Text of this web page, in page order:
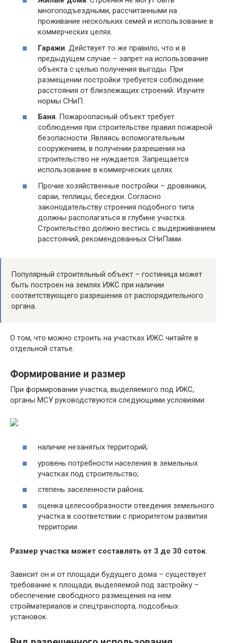
многоподъездными, рассчитанными на
проживание нескольких семей и использование в
коммерческих целях.
Гаражи . Действует то же правило, что и в
предыдущем случае – запрет на использование
объекта с целью получения выгоды. При
размещении постройки требуется соблюдение
расстояния от близлежащих строений. Изучите
нормы СНиП.
Баня. Пожароопасный объект требует
соблюдения при строительстве правил пожарной
безопасности. Являясь вспомогательным
сооружением, в получении разрешения на
строительство не нуждается. Запрещается
использование в коммерческих целях.
Прочие хозяйственные постройки – дровяники,
сараи, теплицы, беседки. Согласно
законодательству строения подобного типа
должны располагаться в глубине участка.
Строительство должно вестись с выдерживанием
расстояний, рекомендованных СНиПами.
Популярный строительный объект – гостиница может
быть построен на землях ИЖС при наличии
соответствующего разрешения от распорядительного
органа.
О том, что можно строить на участках ИЖС читайте в
отдельной статье.
Формирование и размер
При формировании участка, выделяемого под ИЖС,
органы МСУ руководствуются следующими условиями:
наличие незанятых территорий;
уровень потребности населения в земельных
участках под строительство;
степень заселенности района;
оценка целесообразности отведения земельного
участка в соответствии с приоритетом развития
территории.
Размер участка может составлять от 3 до 30 соток
Зависит он и от площади будущего дома – существует
требование к площади, выделяемой под застройку –
обеспечение свободного размещения на нем
стройматериалов и спецтранспорта, подсобных
установок.